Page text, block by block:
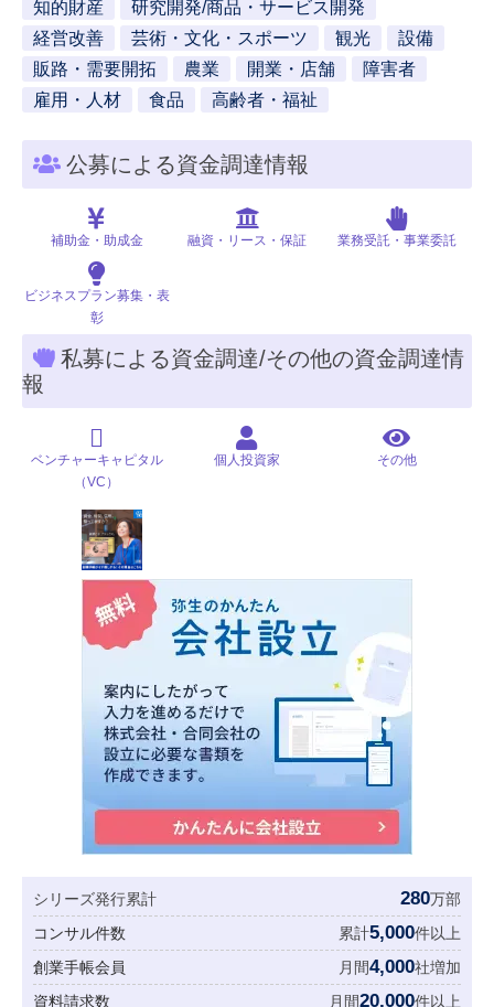
知的財産
研究開発/商品・サービス開発
経営改善
芸術・文化・スポーツ 観光
設備
販路・需要開拓
農業 開業・店舗
障害者
雇用・人材
食品 高齢者・福祉
公募による資金調達情報
補助金・助成金 融資・リース・保証 業務受託・事業委託
ビジネスプラン募集・表
彰
私募による資金調達/その他の資金調達情
報
ベンチャーキャピタル
（VC）
個人投資家 その他
シリーズ発行累計 280万部
コンサル件数
累計5,000件以上
創業手帳会員
月間4,000社増加
資料請求数
月間20,000件以上